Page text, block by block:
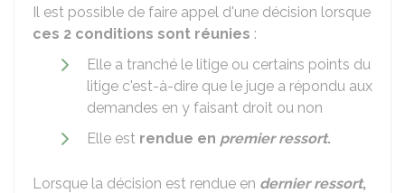
Il est possible de faire appel d'une décision lorsque
ces 2 conditions sont réunies :
Elle a tranché le litige ou certains points du
litige c'est-à-dire que le juge a répondu aux
demandes en y faisant droit ou non
Elle est rendue en premier ressort.
Lorsque la décision est rendue en dernier ressort,